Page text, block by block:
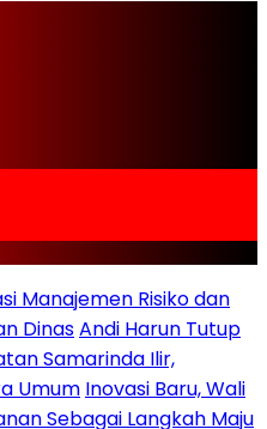
Manajemen Risiko dan
DinasAndi Harun Tutup
Samarinda Ilir,
Umum Inovasi Baru, Wali
Sebagai Langkah Maju